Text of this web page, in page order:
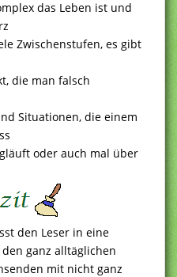
das Leben ist und
Zwischenstufen, es gibt
die man falsch
Situationen, die einem
oder auch mal über
den Leser in eine
ganz alltäglichen
mit nicht ganz